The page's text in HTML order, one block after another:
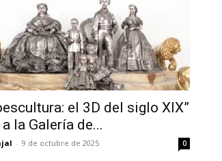
el 3D del siglo XIX”
la Galería de...
- 9 de octubre de 2025 0